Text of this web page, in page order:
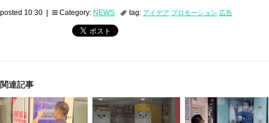
posted 10:30 | Category: NEWS tag: アイデア プロモーション 広告
関連記事